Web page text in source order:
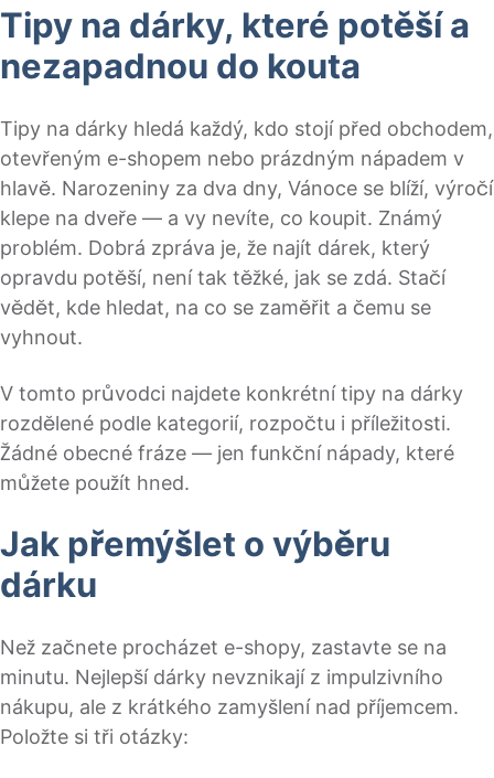
Tipy na dárky, které potěší a
nezapadnou do kouta
Tipy na dárky hledá každý, kdo stojí před obchodem,
otevřeným e-shopem nebo prázdným nápadem v
hlavě. Narozeniny za dva dny, Vánoce se blíží, výročí
klepe na dveře — a vy nevíte, co koupit. Známý
problém. Dobrá zpráva je, že najít dárek, který
opravdu potěší, není tak těžké, jak se zdá. Stačí
vědět, kde hledat, na co se zaměřit a čemu se
vyhnout.
V tomto průvodci najdete konkrétní tipy na dárky
rozdělené podle kategorií, rozpočtu i příležitosti.
Žádné obecné fráze — jen funkční nápady, které
můžete použít hned.
Jak přemýšlet o výběru
dárku
Než začnete procházet e-shopy, zastavte se na
minutu. Nejlepší dárky nevznikají z impulzivního
nákupu, ale z krátkého zamyšlení nad příjemcem.
Položte si tři otázky: